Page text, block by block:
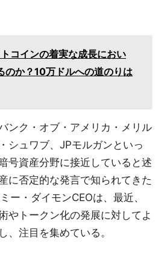
コインの着実な成長におい
のか？10万ドルへの道のりは
ンク・オブ・アメリカ・メリル
シュワブ、JPモルガンといっ
号資産分野に接近していると述
に否定的な発言で知られてきた
ー・ダイモンCEOは、最近、
やトークン化の発展に対してよ
、注目を集めている。